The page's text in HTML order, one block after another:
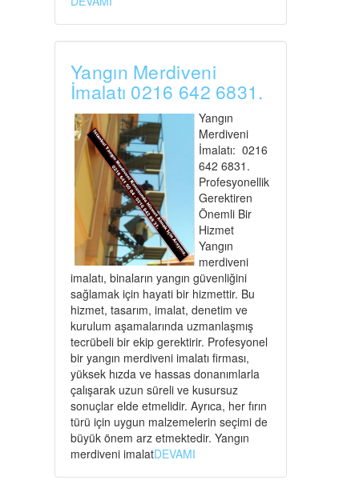
Yangın Merdiveni
İmalatı 0216 642 6831.
Yangın
Merdiveni
İmalatı: 0216
642 6831.
Profesyonellik
Gerektiren
Önemli Bir
Hizmet
Yangın
merdiveni
imalatı, binaların yangın güvenliğini
sağlamak için hayati bir hizmettir. Bu
hizmet, tasarım, imalat, denetim ve
kurulum aşamalarında uzmanlaşmış
tecrübeli bir ekip gerektirir. Profesyonel
bir yangın merdiveni imalatı firması,
yüksek hızda ve hassas donanımlarla
çalışarak uzun süreli ve kusursuz
sonuçlar elde etmelidir. Ayrıca, her fırın
türü için uygun malzemelerin seçimi de
büyük önem arz etmektedir. Yangın
merdiveni imalatDEVAMI